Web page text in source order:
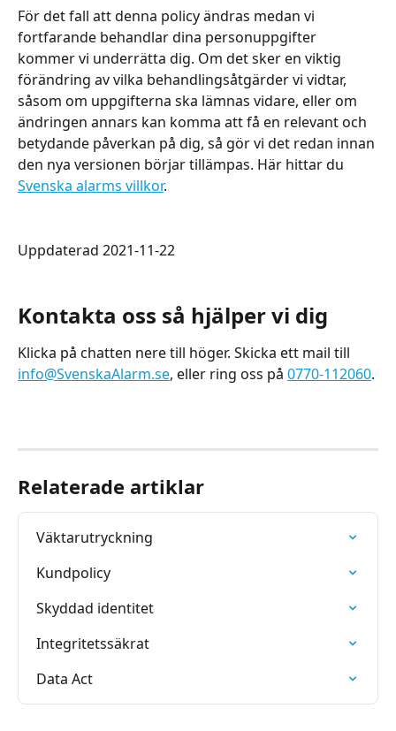
För det fall att denna policy ändras medan vi
fortfarande behandlar dina personuppgifter
kommer vi underrätta dig. Om det sker en viktig
förändring av vilka behandlingsåtgärder vi vidtar,
såsom om uppgifterna ska lämnas vidare, eller om
ändringen annars kan komma att få en relevant och
betydande påverkan på dig, så gör vi det redan innan
den nya versionen börjar tillämpas. Här hittar du
Svenska alarms villkor.
Uppdaterad 2021-11-22
Kontakta oss så hjälper vi dig
Klicka på chatten nere till höger. Skicka ett mail till
info@SvenskaAlarm.se, eller ring oss på 0770-112060.
Relaterade artiklar
Väktarutryckning
Kundpolicy
Skyddad identitet
Integritetssäkrat
Data Act